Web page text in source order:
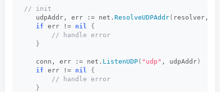
// init
    udpAddr, err := net.
ResolveUDPAddr( resolver,
if err != nil
{
// handle error
}
    conn, err := net.
ListenUDP( "udp" , udpAddr)
if err != nil
{
// handle error
}